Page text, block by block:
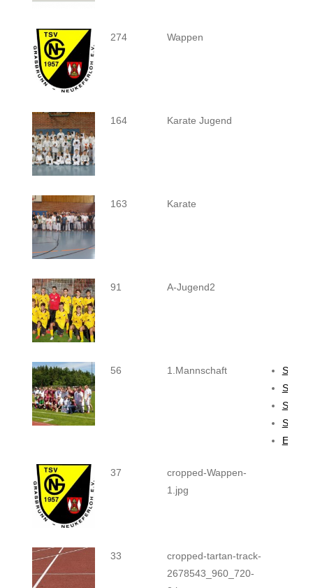
274 Wappen
164 Karate Jugend
163 Karate
91 A-Jugend2
56 1.Mannschaft
37
cropped-Wappen-
1.jpg
33
cropped-tartan-track-
2678543_960_720-